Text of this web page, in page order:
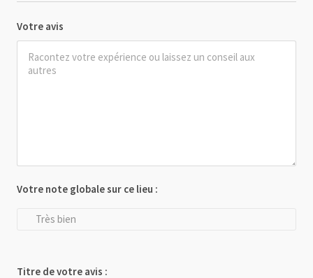
Votre avis
Votre note globale sur ce lieu :
Très bien
Titre de votre avis :